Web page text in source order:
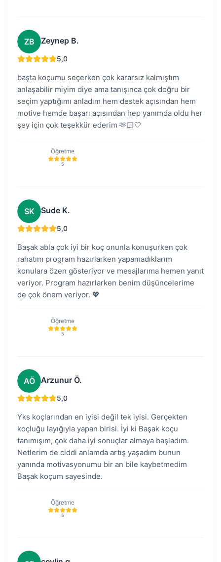
ZB Zeynep B.
5,0
başta koçumu seçerken çok kararsız kalmıştım
anlaşabilir miyim diye ama tanışınca çok doğru bir
seçim yaptığımı anladım hem destek açısından hem
motive hemde başarı açısından hep yanımda oldu her
şey için çok teşekkür ederim 🫶🏻🤍
Öğretme
5
SK Sude K.
5,0
Başak abla çok iyi bir koç onunla konuşurken çok
rahatım program hazırlarken yapamadıklarım
konulara özen gösteriyor ve mesajlarıma hemen yanıt
veriyor. Program hazırlarken benim düşüncelerime
de çok önem veriyor. 💖
Öğretme
5
AÖ Arzunur Ö.
5,0
Yks koçlarından en iyisi değil tek iyisi. Gerçekten
koçluğu layığıyla yapan birisi. İyi ki Başak koçu
tanımışım, çok daha iyi sonuçlar almaya başladım.
Netlerim de ciddi anlamda artış yaşadım bunun
yanında motivasyonumu bir an bile kaybetmedim
Başak koçum sayesinde.
Öğretme
5